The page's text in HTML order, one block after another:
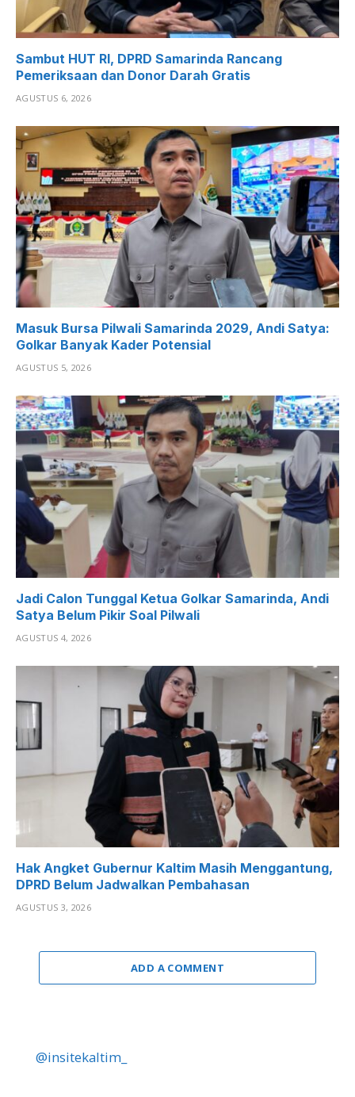
Sambut HUT RI, DPRD Samarinda Rancang
Pemeriksaan dan Donor Darah Gratis
AGUSTUS 6, 2026
Masuk Bursa Pilwali Samarinda 2029, Andi Satya:
Golkar Banyak Kader Potensial
AGUSTUS 5, 2026
Jadi Calon Tunggal Ketua Golkar Samarinda, Andi
Satya Belum Pikir Soal Pilwali
AGUSTUS 4, 2026
Hak Angket Gubernur Kaltim Masih Menggantung,
DPRD Belum Jadwalkan Pembahasan
AGUSTUS 3, 2026
ADD A COMMENT
@insitekaltim_